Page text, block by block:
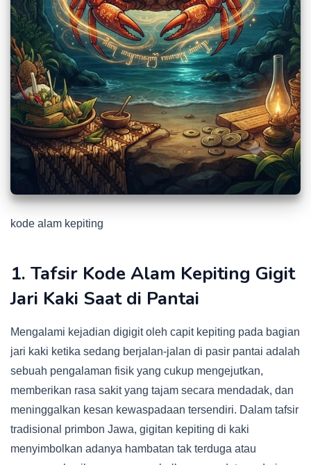
kode alam kepiting
1. Tafsir Kode Alam Kepiting Gigit
Jari Kaki Saat di Pantai
Mengalami kejadian digigit oleh capit kepiting pada bagian
jari kaki ketika sedang berjalan-jalan di pasir pantai adalah
sebuah pengalaman fisik yang cukup mengejutkan,
memberikan rasa sakit yang tajam secara mendadak, dan
meninggalkan kesan kewaspadaan tersendiri. Dalam tafsir
tradisional primbon Jawa, gigitan kepiting di kaki
menyimbolkan adanya hambatan tak terduga atau